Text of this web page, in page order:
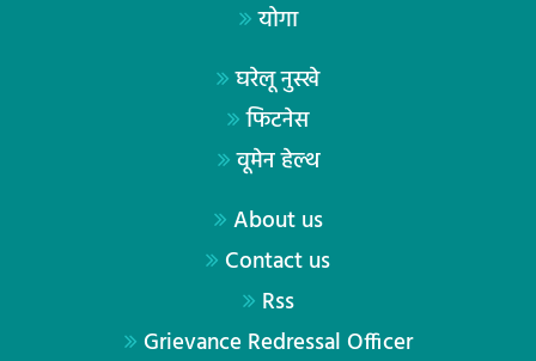
योगा
घरेलू नुस्खे
फिटनेस
वूमेन हेल्थ
About us
Contact us
Rss
Grievance Redressal Officer